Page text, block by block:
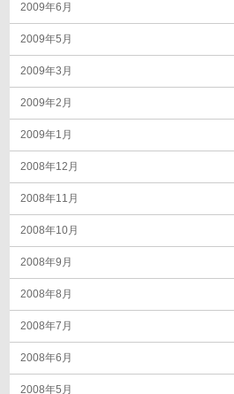
2009年6月
2009年5月
2009年3月
2009年2月
2009年1月
2008年12月
2008年11月
2008年10月
2008年9月
2008年8月
2008年7月
2008年6月
2008年5月